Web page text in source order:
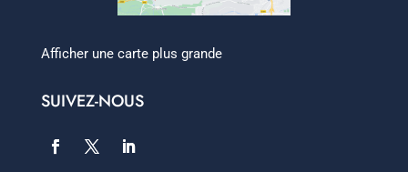
Afficher une carte plus grande
SUIVEZ-NOUS